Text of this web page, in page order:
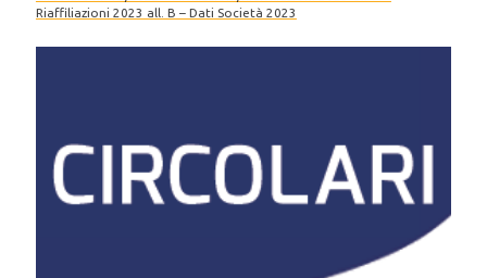
Riaffiliazioni 2023 all. B – Dati Società 2023